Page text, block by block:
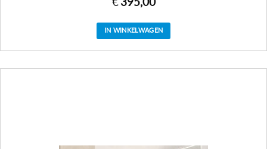
IN WINKELWAGEN